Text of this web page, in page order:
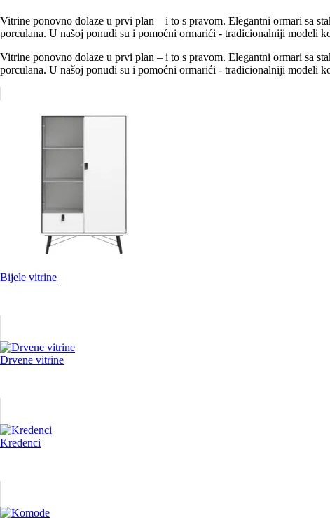
Vitrine ponovno dolaze u prvi plan – i to s pravom. Elegantni ormari sa
porculana. U našoj ponudi su i pomoćni ormarići - tradicionalniji modeli
Vitrine ponovno dolaze u prvi plan – i to s pravom. Elegantni ormari sa
porculana. U našoj ponudi su i pomoćni ormarići - tradicionalniji modeli
Bijele vitrine
Drvene vitrine
Kredenci